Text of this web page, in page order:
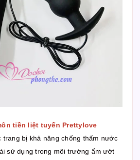
tiền liệt tuyến Prettylove
trang bị khả năng chống thấm nước
sử dụng trong môi trường ẩm ướt